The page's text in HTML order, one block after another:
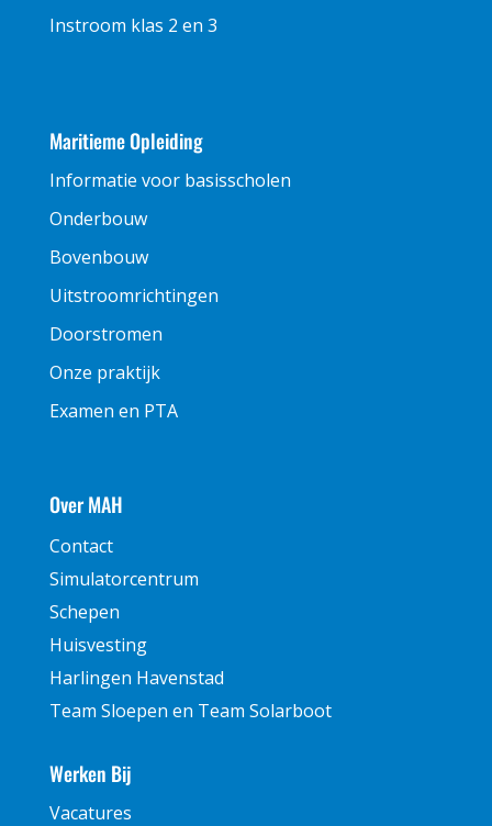
Instroom klas 2 en 3
Maritieme Opleiding
Informatie voor basisscholen
Onderbouw
Bovenbouw
Uitstroomrichtingen
Doorstromen
Onze praktijk
Examen en PTA
Over MAH
Contact
Simulatorcentrum
Schepen
Huisvesting
Harlingen Havenstad
Team Sloepen en Team Solarboot
Werken Bij
Vacatures